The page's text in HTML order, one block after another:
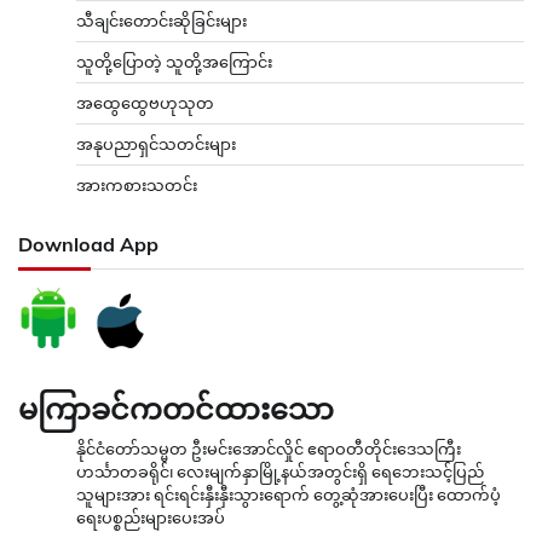
သီချင်းတောင်းဆိုခြင်းများ
သူတို့ပြောတဲ့ သူတို့အကြောင်း
အထွေထွေဗဟုသုတ
အနုပညာရှင်သတင်းများ
အားကစားသတင်း
Download App
မကြာခင်ကတင်ထားသော
နိုင်ငံတော်သမ္မတ ဦးမင်းအောင်လှိုင် ဧရာဝတီတိုင်းဒေသကြီး
ဟင်္သာတခရိုင်၊ လေးမျက်နှာမြို့နယ်အတွင်းရှိ ရေဘေးသင့်ပြည်
သူများအား ရင်းရင်းနှီးနှီးသွားရောက် တွေ့ဆုံအားပေးပြီး ထောက်ပံ့
ရေးပစ္စည်းများပေးအပ်